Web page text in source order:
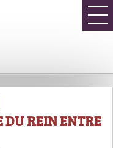
DU REIN ENTRE